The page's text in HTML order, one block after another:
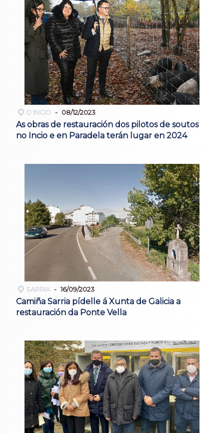
O INCIO 08/12/2023
As obras de restauración dos pilotos de soutos
no Incio e en Paradela terán lugar en 2024
SARRIA 16/09/2023
Camiña Sarria pídelle á Xunta de Galicia a
restauración da Ponte Vella